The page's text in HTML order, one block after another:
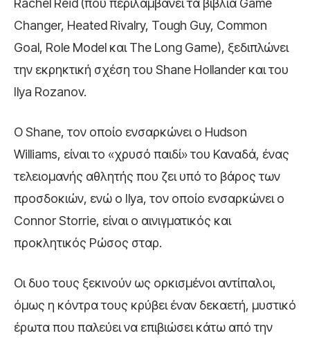
Changer, Heated Rivalry, Tough Guy, Common
Goal, Role Model και The Long Game), ξεδιπλώνει
την εκρηκτική σχέση του Shane Hollander και του
Ilya Rozanov.
Ο Shane, τον οποίο ενσαρκώνει ο Hudson
Williams, είναι το «χρυσό παιδί» του Καναδά, ένας
τελειομανής αθλητής που ζει υπό το βάρος των
προσδοκιών, ενώ ο Ilya, τον οποίο ενσαρκώνει ο
Connor Storrie, είναι ο αινιγματικός και
προκλητικός Ρώσος σταρ.
Οι δυο τους ξεκινούν ως ορκισμένοι αντίπαλοι,
όμως η κόντρα τους κρύβει έναν δεκαετή, μυστικό
έρωτα που παλεύει να επιβιώσει κάτω από την